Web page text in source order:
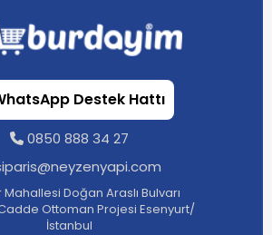
Destek Hattı
0850 888 34 27
Doğan Araslı Bulvarı
Ottoman Projesi Esenyurt/
İstanbul